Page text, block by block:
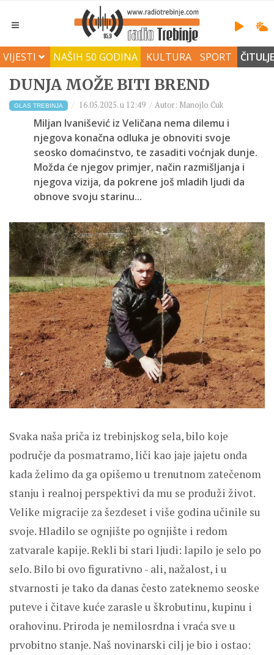
VIJESTI NAŠIH 50 GODINA KULTURA SPORT ČITULJE
DUNJA MOŽE BITI BREND
GLAS TREBINJA 16.05.2025. u 12:49 Autor: Manojlo Ćuk
Miljan Ivanišević iz Veličana nema dilemu i
njegova konačna odluka je obnoviti svoje
seosko domaćinstvo, te zasaditi voćnjak dunje.
Možda će njegov primjer, način razmišljanja i
njegova vizija, da pokrene još mladih ljudi da
obnove svoju starinu...
Svaka naša priča iz trebinjskog sela, bilo koje
područje da posmatramo, liči kao jaje jajetu onda
kada želimo da ga opišemo u trenutnom zatečenom
stanju i realnoj perspektivi da mu se produži život.
Velike migracije za šezdeset i više godina učinile su
svoje. Hladilo se ognjište po ognjište i redom
zatvarale kapije. Rekli bi stari ljudi: lapilo je selo po
selo. Bilo bi ovo figurativno - ali, nažalost, i u
stvarnosti je tako da danas često zateknemo seoske
puteve i čitave kuće zarasle u škrobutinu, kupinu i
orahovinu. Priroda je nemilosrdna i vraća sve u
prvobitno stanje. Naš novinarski cilj je bio i ostao: